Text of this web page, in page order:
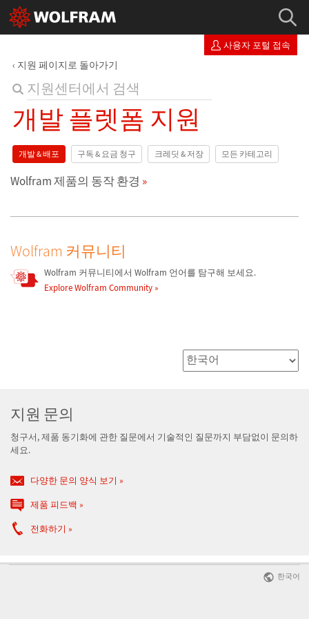
사용자 포털 접속
지원 페이지로 돌아가기
개발 플렛폼 지원
개발 & 배포 구독 & 요금 청구 크레딧 & 저장 모든 카테고리
Wolfram 제품의 동작 환경
Wolfram 커뮤니티
Wolfram 커뮤니티에서 Wolfram 언어를 탐구해 보세요.
Explore Wolfram Community
지원 문의
청구서, 제품 동기화에 관한 질문에서 기술적인 질문까지 부담없이 문의하
세요.
다양한 문의 양식 보기
제품 피드백
전화하기
한국어